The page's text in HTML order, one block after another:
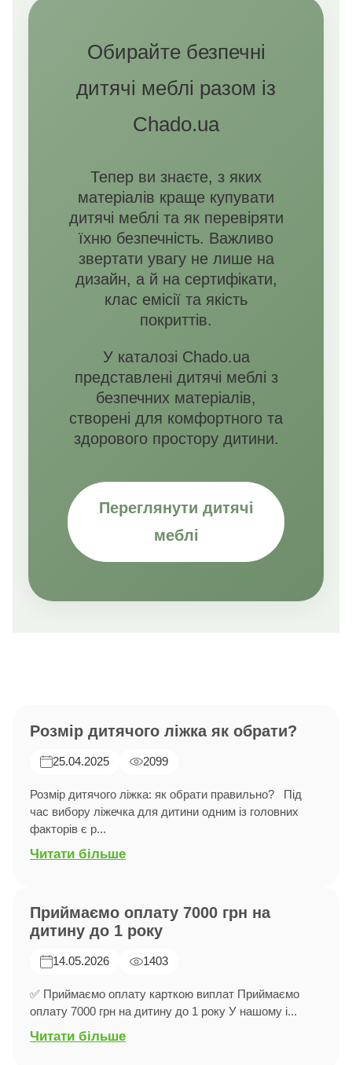
Обирайте безпечні
дитячі меблі разом із
Chado.ua
Тепер ви знаєте, з яких
матеріалів краще купувати
дитячі меблі та як перевіряти
їхню безпечність. Важливо
звертати увагу не лише на
дизайн, а й на сертифікати,
клас емісії та якість
покриттів.
У каталозі Chado.ua
представлені дитячі меблі з
безпечних матеріалів,
створені для комфортного та
здорового простору дитини.
Переглянути дитячі
меблі
Розмір дитячого ліжка як обрати?
25.04.2025 2099
Розмір дитячого ліжка: як обрати правильно? Під
час вибору ліжечка для дитини одним із головних
факторів є р...
Читати більше
Приймаємо оплату 7000 грн на
дитину до 1 року
14.05.2026 1403
✅ Приймаємо оплату карткою виплат Приймаємо
оплату 7000 грн на дитину до 1 року У нашому і...
Читати більше